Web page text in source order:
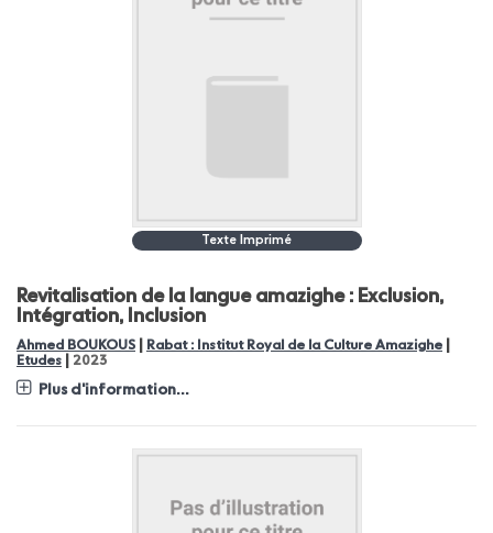
Texte Imprimé
Revitalisation de la langue amazighe : Exclusion,
Intégration, Inclusion
Ahmed BOUKOUS Rabat : Institut Royal de la Culture Amazighe
Etudes 2023
Plus d'information...